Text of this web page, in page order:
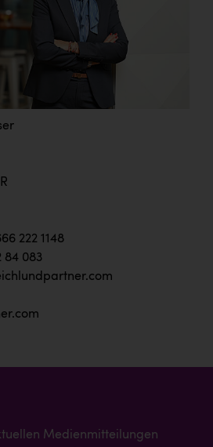
222 1148
84 083
Medienmitteilungen